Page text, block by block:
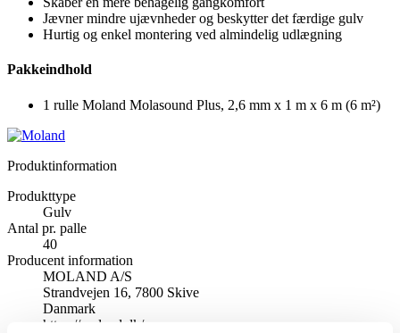
Jævner mindre ujævnheder og beskytter det færdige gulv
Hurtig og enkel montering ved almindelig udlægning
Pakkeindhold
1 rulle Moland Molasound Plus, 2,6 mm x 1 m x 6 m (6 m²)
Produktinformation
Produkttype
Gulv
Antal pr. palle
40
Producent information
MOLAND A/S
Strandvejen 16, 7800 Skive
Danmark
https://moland.dk/